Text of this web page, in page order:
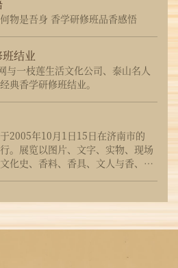
醉卧白云闲入梦，不知何物是吾身 香学研修班品香感悟
结业
与一枝莲生活文化公司、泰山名人
典香学研修班结业。
2005年10月1日15日在济南市的
。展览以图片、文字、实物、现场
化史、香料、香具、文人与香、佛